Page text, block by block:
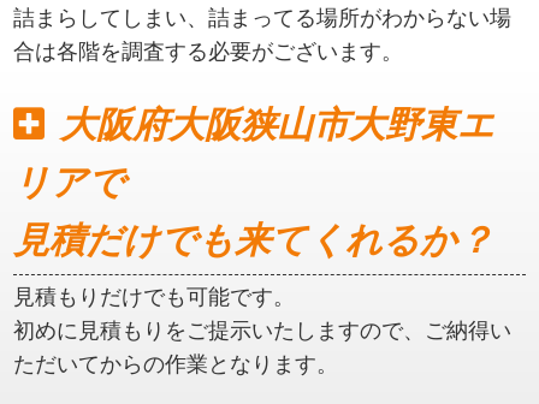
詰まらしてしまい、詰まってる場所がわからない場
合は各階を調査する必要がございます。
大阪府大阪狭山市大野東エ
リアで
見積だけでも来てくれるか？
見積もりだけでも可能です。
初めに見積もりをご提示いたしますので、ご納得い
ただいてからの作業となります。